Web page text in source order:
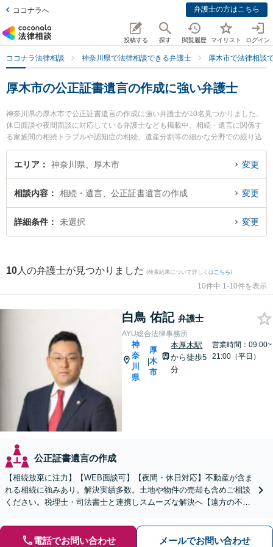
ココナラへ 弁護士の方はこちら
投稿する 探す 閲覧履歴 マイリスト ログイン
ココナラ法律相談 神奈川県で法律相談できる弁護士 厚木市で法律相談
厚木市の公正証書遺言の作成に強い弁護士
神奈川県の厚木市で公正証書遺言の作成に強い弁護士が10名見つかりました。
休日面談や夜間面談に対応している弁護士なども掲載中。相続・遺言に関係す
る家族間の相続トラブルや認知症の相続、遺産分割等の細かな分野での絞り込
み検索もでき便利です。特にAYU総合法律事務所の白鳥 佑記弁護士や相州法律
事務所の大谷 優樹弁護士、AYU総合法律事務所の青山 謙佑弁護士のプロフィー
正証書遺言の作成のトラブル解決の実績豊富な近くの弁護士を検索したい』
『初回相談無料で公正証書遺言の作成を法律相談できる厚木市内の弁護士に相
談予約したい』などでお困りの相談者さんにおすすめです。
エリア 神奈川県、厚木市 変更
相談内容 相続・遺言、公正証書遺言の作成 変更
詳細条件 未選択 変更
10 人の弁護士が見つかりました (検索結果について詳しくは こちら)
10件中 1-10件を表示
白鳥 佑記 弁護士
AYU総合法律事務所
神
奈
川
県
|
厚
木
市
本厚木駅
から徒歩5
分
営業時間：09:00~
21:00（平日）
公正証書遺言の作成
【相続放棄に注力】【WEB面談可】【夜間・休日対応】不動産が含ま
れる相続に強みあり。解決実績多数。土地や物件の売却も含めご相談
ください。税理士・司法書士と連携しスムーズな解決へ【遠方の不動
電話でお問い合わせ メールでお問い合わせ